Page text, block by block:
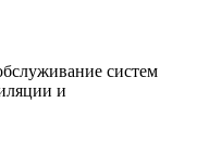
систем
и